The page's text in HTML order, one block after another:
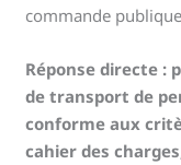
commande
Réponse directe :
de transport de
conforme aux
cahier des